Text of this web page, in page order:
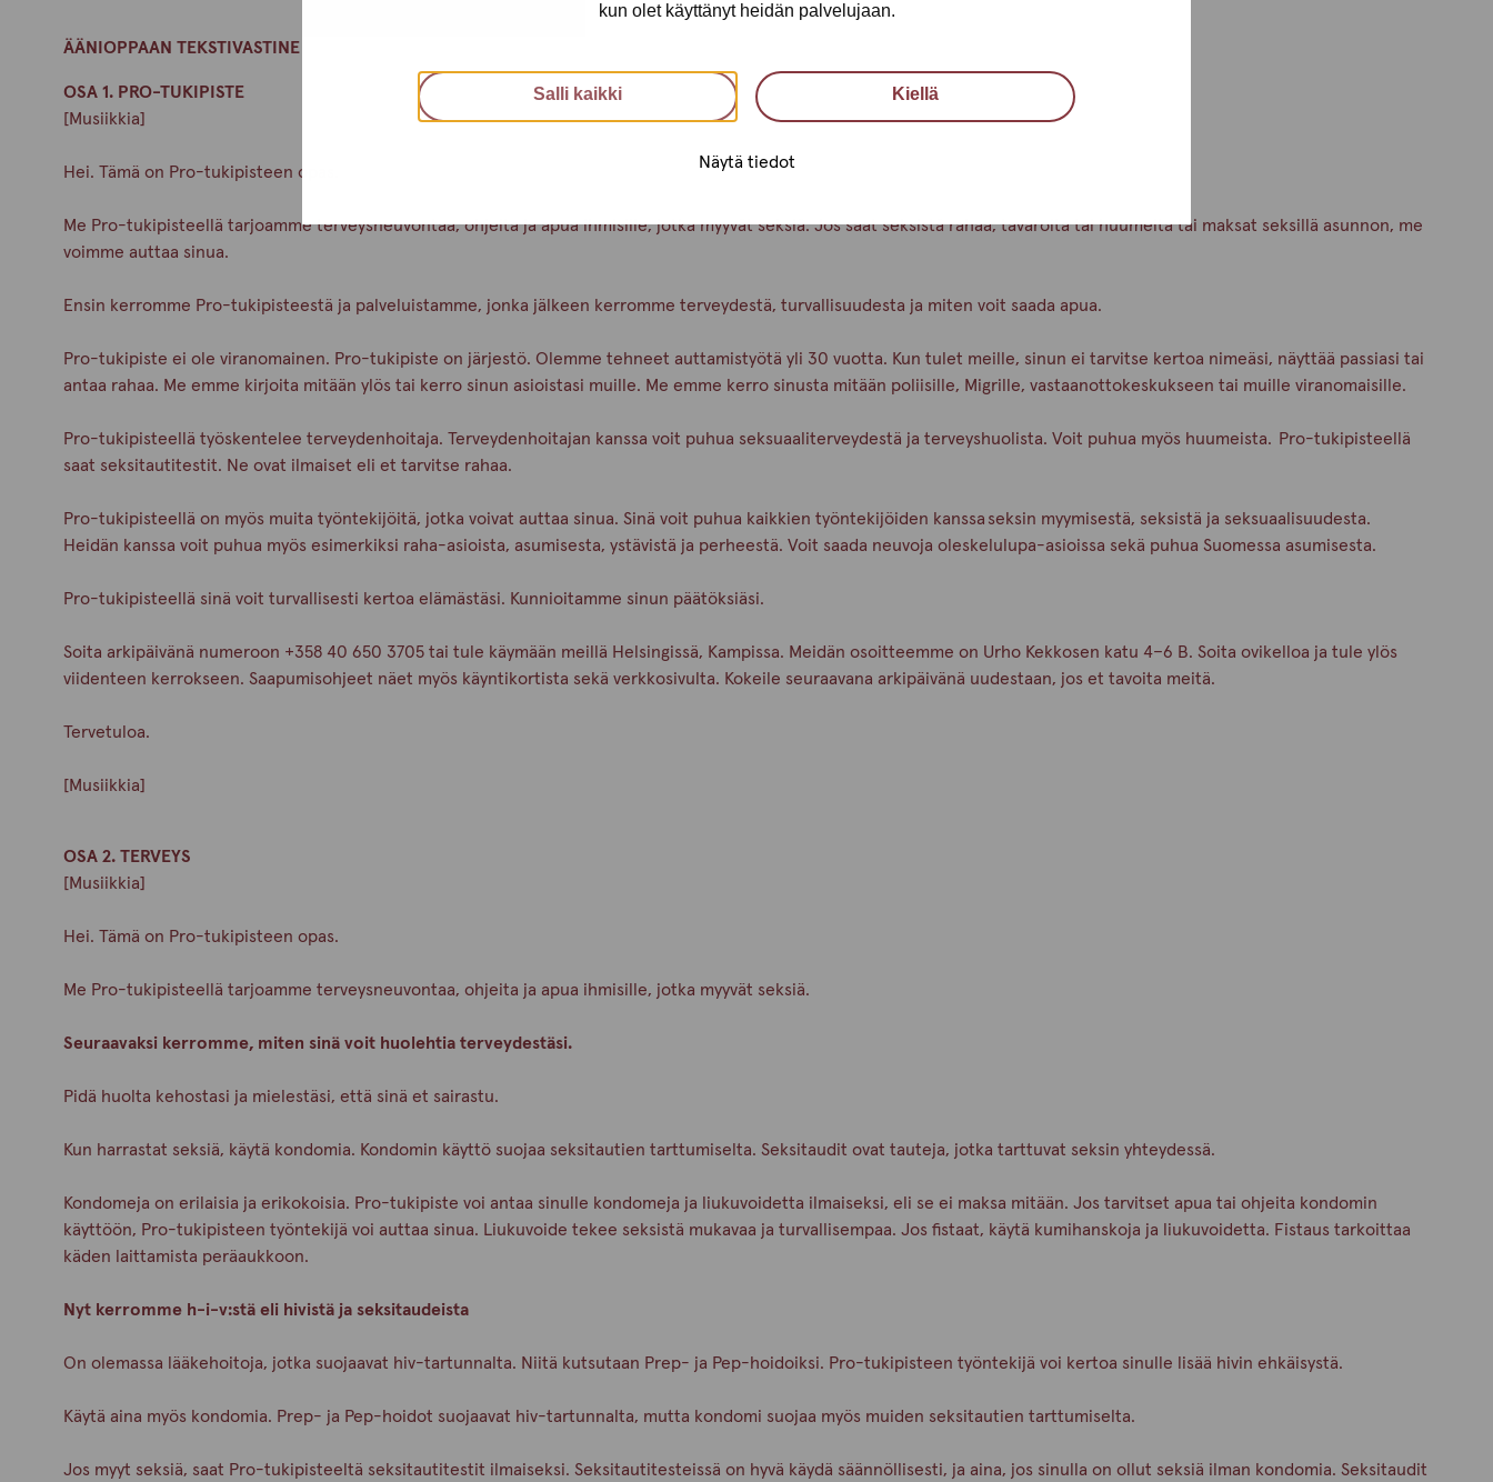
kun olet käyttänyt heidän palvelujaan.
Salli kaikki Kiellä
Näytä tiedot
ÄÄNIOPPAAN TEKSTIVASTINE
OSA 1. PRO-TUKIPISTE
[Musiikkia]
Hei. Tämä on Pro-tukipisteen opas.
Me Pro-tukipisteellä tarjoamme terveysneuvontaa, ohjeita ja apua ihmisille, jotka myyvät seksiä. Jos saat seksistä rahaa, tavaroita tai huumeita tai maksat seksillä asunnon, me
voimme auttaa sinua.
Ensin kerromme Pro-tukipisteestä ja palveluistamme, jonka jälkeen kerromme terveydestä, turvallisuudesta ja miten voit saada apua.
Pro-tukipiste ei ole viranomainen. Pro-tukipiste on järjestö. Olemme tehneet auttamistyötä yli 30 vuotta. Kun tulet meille, sinun ei tarvitse kertoa nimeäsi, näyttää passiasi tai
antaa rahaa. Me emme kirjoita mitään ylös tai kerro sinun asioistasi muille. Me emme kerro sinusta mitään poliisille, Migrille, vastaanottokeskukseen tai muille viranomaisille.
Pro-tukipisteellä työskentelee terveydenhoitaja. Terveydenhoitajan kanssa voit puhua seksuaaliterveydestä ja terveyshuolista. Voit puhua myös huumeista. Pro-tukipisteellä
saat seksitautitestit. Ne ovat ilmaiset eli et tarvitse rahaa.
Pro-tukipisteellä on myös muita työntekijöitä, jotka voivat auttaa sinua. Sinä voit puhua kaikkien työntekijöiden kanssa seksin myymisestä, seksistä ja seksuaalisuudesta.
Heidän kanssa voit puhua myös esimerkiksi raha-asioista, asumisesta, ystävistä ja perheestä. Voit saada neuvoja oleskelulupa-asioissa sekä puhua Suomessa asumisesta.
Pro-tukipisteellä sinä voit turvallisesti kertoa elämästäsi. Kunnioitamme sinun päätöksiäsi.
Soita arkipäivänä numeroon +358 40 650 3705 tai tule käymään meillä Helsingissä, Kampissa. Meidän osoitteemme on Urho Kekkosen katu 4–6 B. Soita ovikelloa ja tule ylös
viidenteen kerrokseen. Saapumisohjeet näet myös käyntikortista sekä verkkosivulta. Kokeile seuraavana arkipäivänä uudestaan, jos et tavoita meitä.
Tervetuloa.
[Musiikkia]
OSA 2. TERVEYS
[Musiikkia]
Hei. Tämä on Pro-tukipisteen opas.
Me Pro-tukipisteellä tarjoamme terveysneuvontaa, ohjeita ja apua ihmisille, jotka myyvät seksiä.
Seuraavaksi kerromme, miten sinä voit huolehtia terveydestäsi.
Pidä huolta kehostasi ja mielestäsi, että sinä et sairastu.
Kun harrastat seksiä, käytä kondomia. Kondomin käyttö suojaa seksitautien tarttumiselta. Seksitaudit ovat tauteja, jotka tarttuvat seksin yhteydessä.
Kondomeja on erilaisia ja erikokoisia. Pro-tukipiste voi antaa sinulle kondomeja ja liukuvoidetta ilmaiseksi, eli se ei maksa mitään. Jos tarvitset apua tai ohjeita kondomin
käyttöön, Pro-tukipisteen työntekijä voi auttaa sinua. Liukuvoide tekee seksistä mukavaa ja turvallisempaa. Jos fistaat, käytä kumihanskoja ja liukuvoidetta. Fistaus tarkoittaa
käden laittamista peräaukkoon.
Nyt kerromme h-i-v:stä eli hivistä ja seksitaudeista
On olemassa lääkehoitoja, jotka suojaavat hiv-tartunnalta. Niitä kutsutaan Prep- ja Pep-hoidoiksi. Pro-tukipisteen työntekijä voi kertoa sinulle lisää hivin ehkäisystä.
Käytä aina myös kondomia. Prep- ja Pep-hoidot suojaavat hiv-tartunnalta, mutta kondomi suojaa myös muiden seksitautien tarttumiselta.
Jos myyt seksiä, saat Pro-tukipisteeltä seksitautitestit ilmaiseksi. Seksitautitesteissä on hyvä käydä säännöllisesti, ja aina, jos sinulla on ollut seksiä ilman kondomia. Seksitaudit